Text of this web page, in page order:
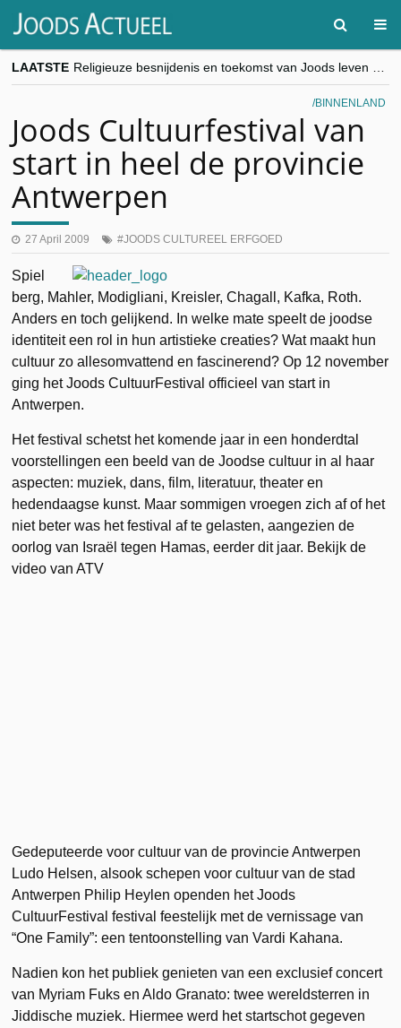
LAATSTE
“Besnijdenisdebat toont hoe moeilijk seculiere Westen minderheden begrijpt”, Jinnih Beels (Vooruit)
CITYTRIP | ROEMENIË – Boekarest: de verrassing van Oost-Europa
BINNENLAND
Joods Cultuurfestival van
start in heel de provincie
Antwerpen
27 April 2009 JOODS CULTUREEL ERFGOED
Spiel
berg, Mahler, Modigliani, Kreisler, Chagall, Kafka, Roth.
Anders en toch gelijkend. In welke mate speelt de joodse
identiteit een rol in hun artistieke creaties? Wat maakt hun
cultuur zo allesomvattend en fascinerend? Op 12 november
ging het Joods CultuurFestival officieel van start in
Antwerpen.
Het festival schetst het komende jaar in een honderdtal
voorstellingen een beeld van de Joodse cultuur in al haar
aspecten: muziek, dans, film, literatuur, theater en
hedendaagse kunst. Maar sommigen vroegen zich af of het
niet beter was het festival af te gelasten, aangezien de
oorlog van Israël tegen Hamas, eerder dit jaar. Bekijk de
video van ATV
Gedeputeerde voor cultuur van de provincie Antwerpen
Ludo Helsen, alsook schepen voor cultuur van de stad
Antwerpen Philip Heylen openden het Joods
CultuurFestival festival feestelijk met de vernissage van
“One Family”: een tentoonstelling van Vardi Kahana.
Nadien kon het publiek genieten van een exclusief concert
van Myriam Fuks en Aldo Granato: twee wereldsterren in
Jiddische muziek. Hiermee werd het startschot gegeven